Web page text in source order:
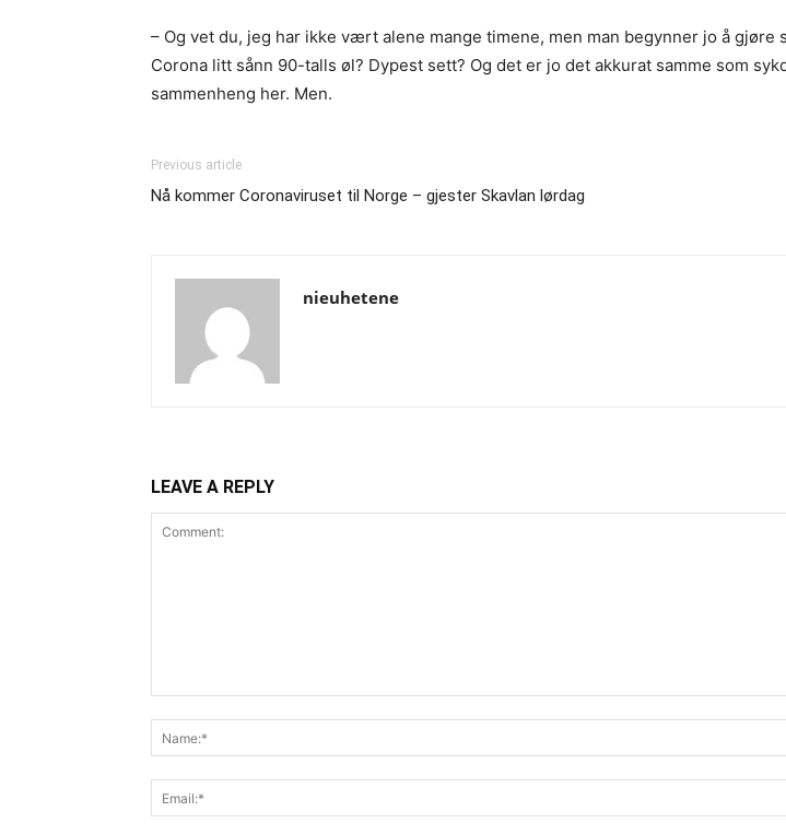
– Og vet du, jeg har ikke vært alene mange timene, men man begynner jo å
Corona litt sånn 90-talls øl? Dypest sett? Og det er jo det akkurat samme som
sammenheng her. Men.
Previous article
Nå kommer Coronaviruset til Norge – gjester Skavlan lørdag
nieuhetene
LEAVE A REPLY